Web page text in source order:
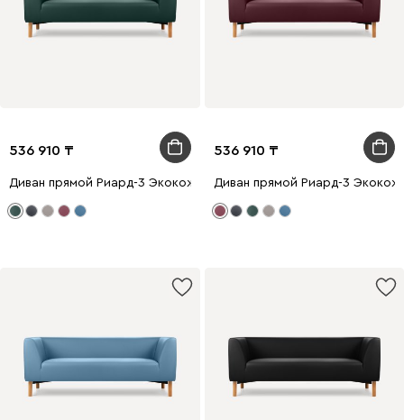
536 910
Диван прямой Риард-3 Экокожа Зеленый
536 910
Диван прямой Риард-3